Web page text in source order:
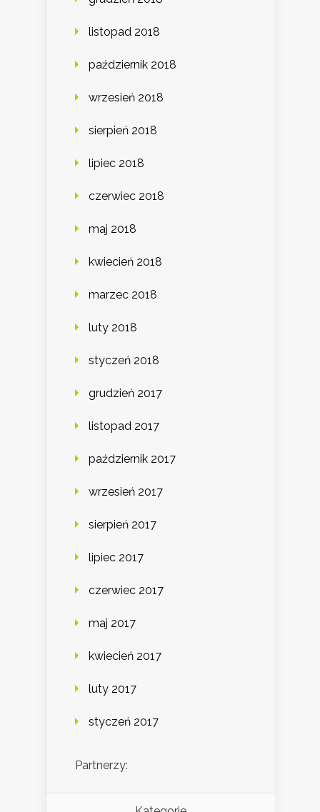
listopad 2018
październik 2018
wrzesień 2018
sierpień 2018
lipiec 2018
czerwiec 2018
maj 2018
kwiecień 2018
marzec 2018
luty 2018
styczeń 2018
grudzień 2017
listopad 2017
październik 2017
wrzesień 2017
sierpień 2017
lipiec 2017
czerwiec 2017
maj 2017
kwiecień 2017
luty 2017
styczeń 2017
Partnerzy: